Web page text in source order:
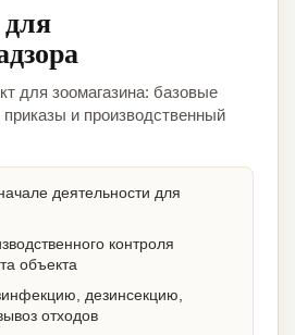
для зоомагазина: базовые
и производственный
деятельности для
контроля
объекта
дезинсекцию,
отходов